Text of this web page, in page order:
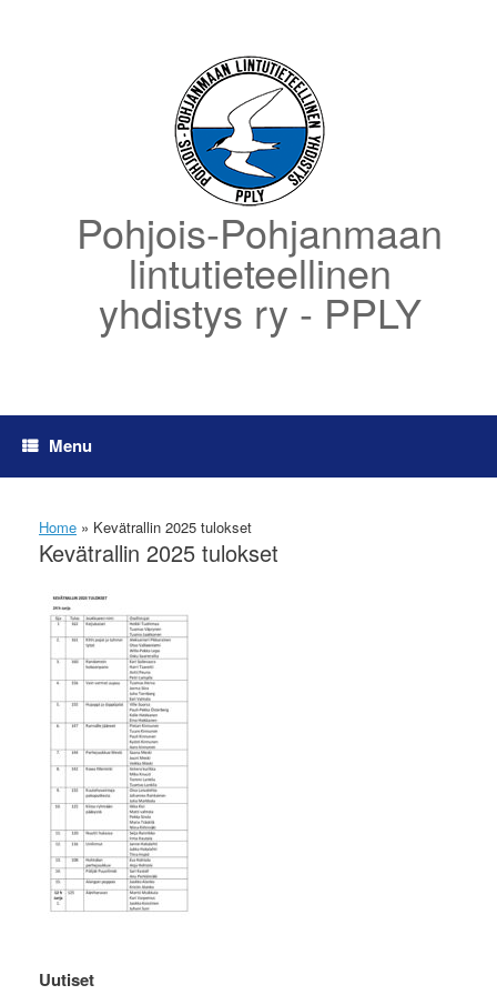
Pohjois-Pohjanmaan
lintutieteellinen
yhdistys ry - PPLY
Menu
Home » Kevätrallin 2025 tulokset
Kevätrallin 2025 tulokset
Uutiset